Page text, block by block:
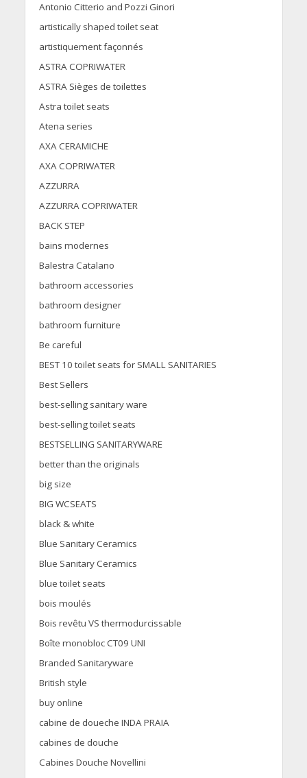
Antonio Citterio and Pozzi Ginori
artistically shaped toilet seat
artistiquement façonnés
ASTRA COPRIWATER
ASTRA Sièges de toilettes
Astra toilet seats
Atena series
AXA CERAMICHE
AXA COPRIWATER
AZZURRA
AZZURRA COPRIWATER
BACK STEP
bains modernes
Balestra Catalano
bathroom accessories
bathroom designer
bathroom furniture
Be careful
BEST 10 toilet seats for SMALL SANITARIES
Best Sellers
best-selling sanitary ware
best-selling toilet seats
BESTSELLING SANITARYWARE
better than the originals
big size
BIG WCSEATS
black & white
Blue Sanitary Ceramics
Blue Sanitary Ceramics
blue toilet seats
bois moulés
Bois revêtu VS thermodurcissable
Boîte monobloc CT09 UNI
Branded Sanitaryware
British style
buy online
cabine de doueche INDA PRAIA
cabines de douche
Cabines Douche Novellini